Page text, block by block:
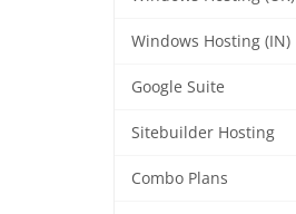
Windows Hosting (IN)
Google Suite
Sitebuilder Hosting
Combo Plans